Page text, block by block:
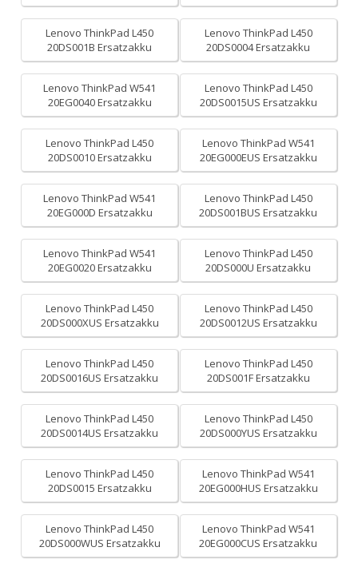
Lenovo ThinkPad L450
20DS001B Ersatzakku
Lenovo ThinkPad L450
20DS0004 Ersatzakku
Lenovo ThinkPad W541
20EG0040 Ersatzakku
Lenovo ThinkPad L450
20DS0015US Ersatzakku
Lenovo ThinkPad L450
20DS0010 Ersatzakku
Lenovo ThinkPad W541
20EG000EUS Ersatzakku
Lenovo ThinkPad W541
20EG000D Ersatzakku
Lenovo ThinkPad L450
20DS001BUS Ersatzakku
Lenovo ThinkPad W541
20EG0020 Ersatzakku
Lenovo ThinkPad L450
20DS000U Ersatzakku
Lenovo ThinkPad L450
20DS000XUS Ersatzakku
Lenovo ThinkPad L450
20DS0012US Ersatzakku
Lenovo ThinkPad L450
20DS0016US Ersatzakku
Lenovo ThinkPad L450
20DS001F Ersatzakku
Lenovo ThinkPad L450
20DS0014US Ersatzakku
Lenovo ThinkPad L450
20DS000YUS Ersatzakku
Lenovo ThinkPad L450
20DS0015 Ersatzakku
Lenovo ThinkPad W541
20EG000HUS Ersatzakku
Lenovo ThinkPad L450
20DS000WUS Ersatzakku
Lenovo ThinkPad W541
20EG000CUS Ersatzakku